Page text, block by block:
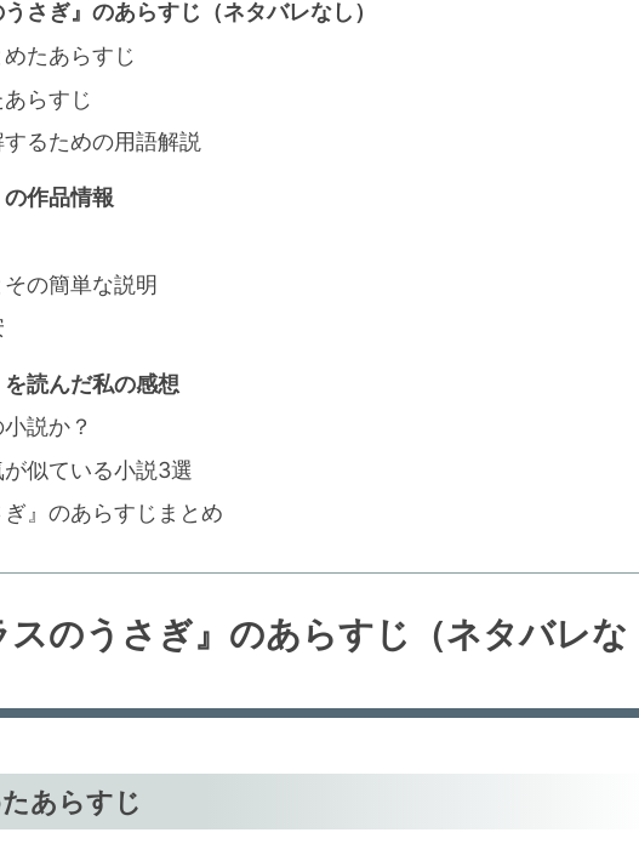
さぎ』のあらすじ（ネタバレなし）
たあらすじ
らすじ
るための用語解説
の作品情報
の簡単な説明
を読んだ私の感想
説か？
似ている小説3選
ぎ』のあらすじまとめ
スのうさぎ』のあらすじ（ネタバレな
あらすじ